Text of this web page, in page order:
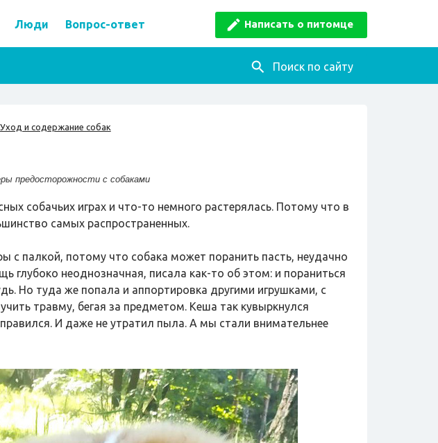
Написать о питомце
Люди Вопрос-ответ
Поиск по сайту
Уход и содержание собак
предосторожности с собаками
собачьих играх и что-то немного растерялась. Потому что в
самых распространенных.
с палкой, потому что собака может поранить пасть, неудачно
глубоко неоднозначная, писала как-то об этом: и пораниться
Но туда же попала и аппортировка другими игрушками, с
травму, бегая за предметом. Кеша так кувыркнулся
И даже не утратил пыла. А мы стали внимательнее